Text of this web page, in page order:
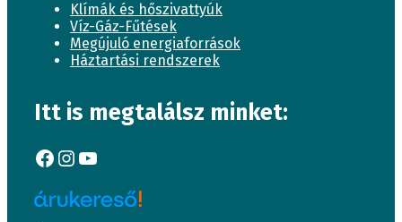
Klímák és hőszivattyúk
Víz-Gáz-Fűtések
Megújuló energiaforrások
Háztartási rendszerek
Itt is megtalálsz minket:
Facebook
Instagram
YouTube